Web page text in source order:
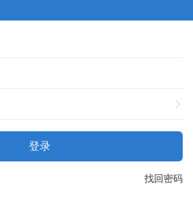
登录
找回密码